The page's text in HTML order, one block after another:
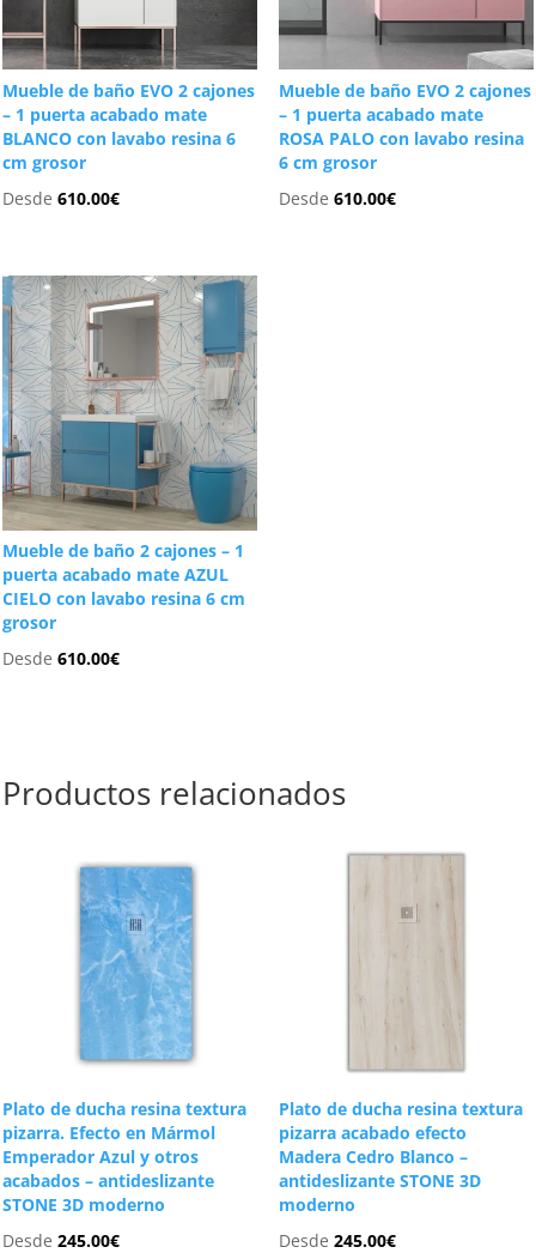
Mueble de baño EVO 2 cajones
– 1 puerta acabado mate
BLANCO con lavabo resina 6
cm grosor
Desde610.00€
Mueble de baño EVO 2 cajones
– 1 puerta acabado mate
ROSA PALO con lavabo resina
6 cm grosor
Desde 610.00€
Mueble de baño 2 cajones – 1
puerta acabado mate AZUL
CIELO con lavabo resina 6 cm
grosor
Desde610.00€
Productos relacionados
Plato de ducha resina textura
pizarra. Efecto en Mármol
Emperador Azul y otros
acabados – antideslizante
STONE 3D moderno
Desde245.00€
Plato de ducha resina textura
pizarra acabado efecto
Madera Cedro Blanco –
antideslizante STONE 3D
moderno
Desde 245.00€